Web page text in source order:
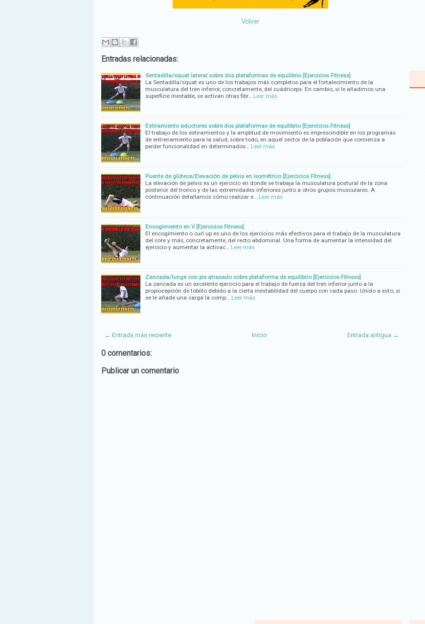
Volver
Entradas relacionadas:
Sentadilla/squat lateral sobre dos plataformas de equilibrio [Ejercicios Fitness]
La Sentadilla/squat es uno de los trabajos más completos para el fortalecimiento de la
musculatura del tren inferior, concretamente, del cuádriceps. En cambio, si le añadimos una
superficie inestable, se activan otras fibr…
Leer más
Estiramiento aductores sobre dos plataformas de equilibrio [Ejercicios Fitness]
El trabajo de los estiramientos y la amplitud de movimiento es imprescindible en los programas
de entrenamiento para la salud, sobre todo, en aquel sector de la población que comienza a
perder funcionalidad en determinados…
Leer más
Puente de glúteos/Elevación de pelvis en isométrico [Ejercicios Fitness]
La elevación de pelvis es un ejercicio en donde se trabaja la musculatura postural de la zona
posterior del tronco y de las extremidades inferiores junto a otros grupos musculares. A
continuación detallamos cómo realizar e…
Leer más
Encogimiento en V [Ejercicios Fitness]
El encogimiento o curl up es uno de los ejercicios más efectivos para el trabajo de la musculatura
del core y más, concretamente, del recto abdominal. Una forma de aumentar la intensidad del
ejercicio y aumentar la activac…
Leer más
Zancada/lunge con pie atrasado sobre plataforma de equilibrio [Ejercicios Fitness]
La zancada es un excelente ejercicio para el trabajo de fuerza del tren inferior junto a la
propiocepción de tobillo debido a la cierta inestabilidad del cuerpo con cada paso. Unido a esto, si
se le añade una carga la comp…
Leer más
← Entrada más reciente Entrada antigua →
Inicio
0 comentarios:
Publicar un comentario